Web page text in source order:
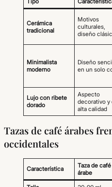
Cerámica
tradicional
Motivos
culturales,
diseño
Minimalista
moderno
Diseño
en un solo
Lujo con ribete
dorado
Aspecto
decorativo y
alta calidad
Tazas de café árabes
occidentales
Característica
Taza de café
árabe